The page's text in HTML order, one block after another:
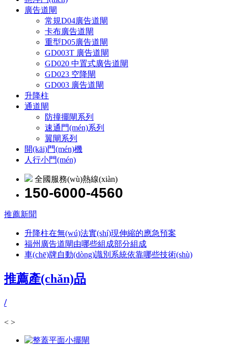
廣告道閘
常規D04廣告道閘
卡布廣告道閘
重型D05廣告道閘
GD003T 廣告道閘
GD020 中置式廣告道閘
GD023 空降閘
GD003 廣告道閘
升降柱
通道閘
防撞擺閘系列
速通門(mén)系列
翼閘系列
開(kāi)門(mén)機
人行小門(mén)
全國服務(wù)熱線(xiàn)
150-6000-4560
推薦新聞
升降柱在無(wú)法實(shí)現伸縮的應急預案
福州廣告道閘由哪些組成部分組成
車(chē)牌自動(dòng)識別系統依靠哪些技術(shù)
推薦產(chǎn)品
/
< >